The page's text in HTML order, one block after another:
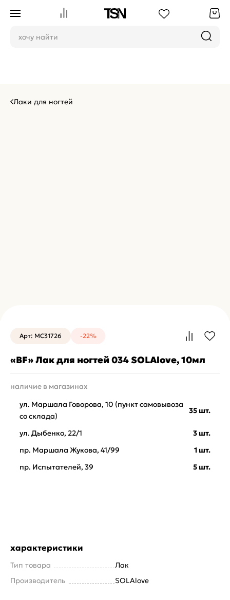
Лаки для ногтей
Арт: MC31726 -22%
«BF» Лак для ногтей 034 SOLAlove, 10мл
наличие в магазинах
ул. Маршала Говорова, 10 (пункт самовывоза
со склада)
35 шт.
ул. Дыбенко, 22/1
3 шт.
пр. Маршала Жукова, 41/99
1 шт.
пр. Испытателей, 39
5 шт.
характеристики
Тип товара
Лак
Производитель
SOLAlove